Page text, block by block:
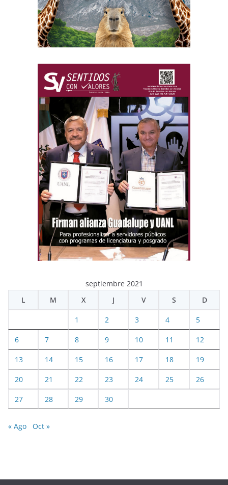
septiembre 2021
L
M X J V S D
1 2 3 4 5
6 7 8 9 10 11 12
13 14 15 16 17 18 19
20 21 22 23 24 25 26
27 28 29 30
« Ago Oct »